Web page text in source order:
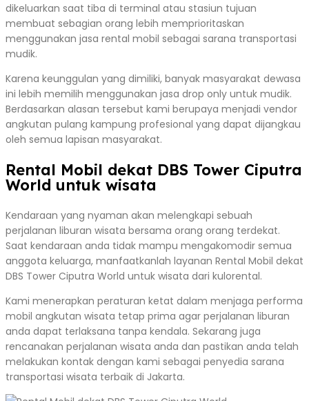
dikeluarkan saat tiba di terminal atau stasiun tujuan
membuat sebagian orang lebih memprioritaskan
menggunakan jasa rental mobil sebagai sarana transportasi
mudik.
Karena keunggulan yang dimiliki, banyak masyarakat dewasa
ini lebih memilih menggunakan jasa drop only untuk mudik.
Berdasarkan alasan tersebut kami berupaya menjadi vendor
angkutan pulang kampung profesional yang dapat dijangkau
oleh semua lapisan masyarakat.
Rental Mobil dekat DBS Tower Ciputra
World untuk wisata
Kendaraan yang nyaman akan melengkapi sebuah
perjalanan liburan wisata bersama orang orang terdekat.
Saat kendaraan anda tidak mampu mengakomodir semua
anggota keluarga, manfaatkanlah layanan Rental Mobil dekat
DBS Tower Ciputra World untuk wisata dari kulorental.
Kami menerapkan peraturan ketat dalam menjaga performa
mobil angkutan wisata tetap prima agar perjalanan liburan
anda dapat terlaksana tanpa kendala. Sekarang juga
rencanakan perjalanan wisata anda dan pastikan anda telah
melakukan kontak dengan kami sebagai penyedia sarana
transportasi wisata terbaik di Jakarta.